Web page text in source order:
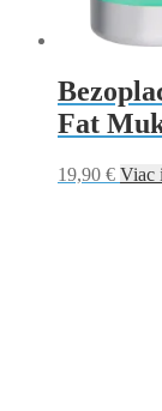
Fat
19,90 € Viac